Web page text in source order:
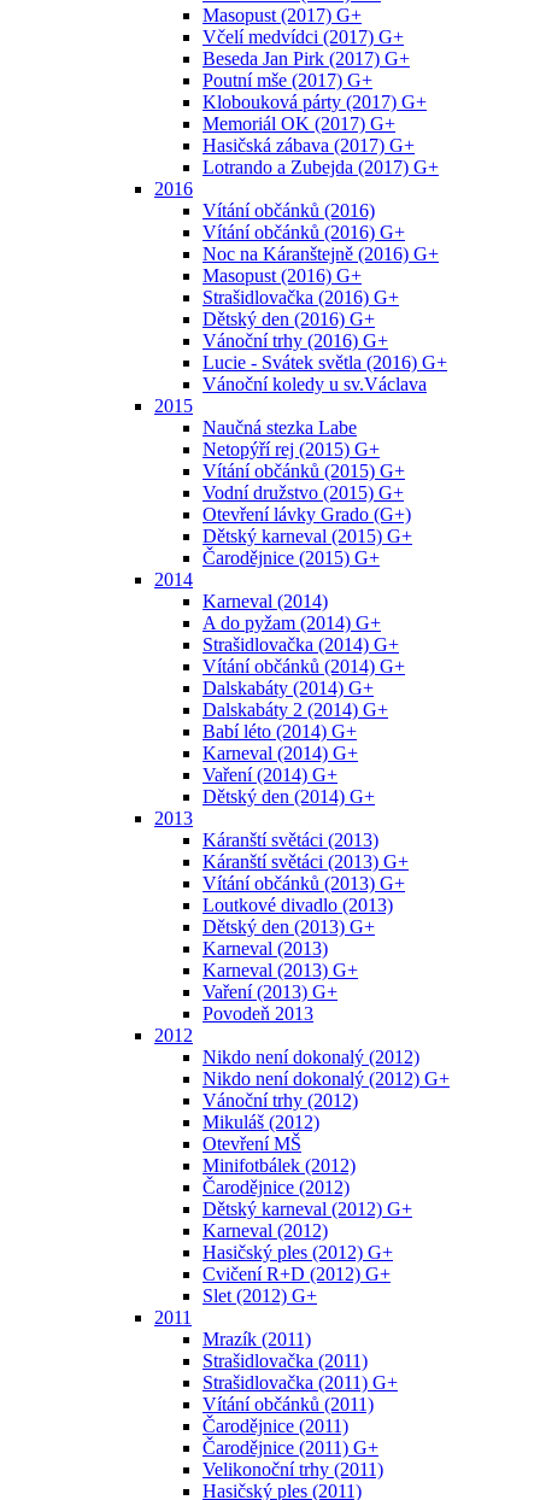
Masopust (2017) G+
Včelí medvídci (2017) G+
Beseda Jan Pirk (2017) G+
Poutní mše (2017) G+
Klobouková párty (2017) G+
Memoriál OK (2017) G+
Hasičská zábava (2017) G+
Lotrando a Zubejda (2017) G+
2016
Vítání občánků (2016)
Vítání občánků (2016) G+
Noc na Káranštejně (2016) G+
Masopust (2016) G+
Strašidlovačka (2016) G+
Dětský den (2016) G+
Vánoční trhy (2016) G+
Lucie - Svátek světla (2016) G+
Vánoční koledy u sv.Václava
2015
Naučná stezka Labe
Netopýří rej (2015) G+
Vítání občánků (2015) G+
Vodní družstvo (2015) G+
Otevření lávky Grado (G+)
Dětský karneval (2015) G+
Čarodějnice (2015) G+
2014
Karneval (2014)
A do pyžam (2014) G+
Strašidlovačka (2014) G+
Vítání občánků (2014) G+
Dalskabáty (2014) G+
Dalskabáty 2 (2014) G+
Babí léto (2014) G+
Karneval (2014) G+
Vaření (2014) G+
Dětský den (2014) G+
2013
Káranští světáci (2013)
Káranští světáci (2013) G+
Vítání občánků (2013) G+
Loutkové divadlo (2013)
Dětský den (2013) G+
Karneval (2013)
Karneval (2013) G+
Vaření (2013) G+
Povodeň 2013
2012
Nikdo není dokonalý (2012)
Nikdo není dokonalý (2012) G+
Vánoční trhy (2012)
Mikuláš (2012)
Otevření MŠ
Minifotbálek (2012)
Čarodějnice (2012)
Dětský karneval (2012) G+
Karneval (2012)
Hasičský ples (2012) G+
Cvičení R+D (2012) G+
Slet (2012) G+
2011
Mrazík (2011)
Strašidlovačka (2011)
Strašidlovačka (2011) G+
Vítání občánků (2011)
Čarodějnice (2011)
Čarodějnice (2011) G+
Velikonoční trhy (2011)
Hasičský ples (2011)